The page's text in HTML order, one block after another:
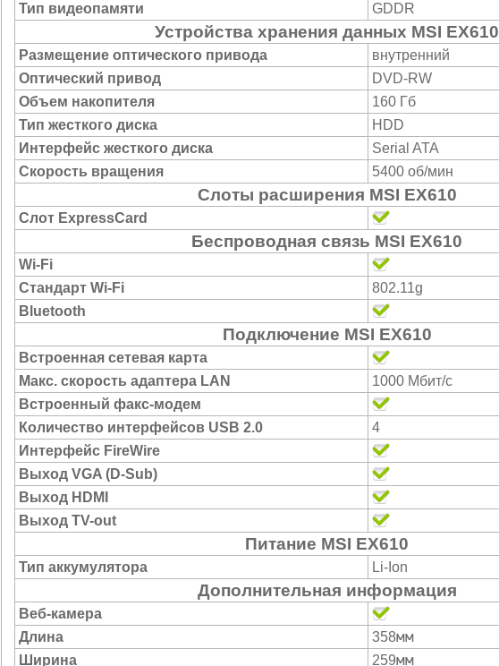
Тип видеопамяти
GDDR
Устройства хранения данных MSI EX610
Размещение оптического привода
внутренний
Оптический привод
DVD-RW
Объем накопителя
160 Гб
Тип жесткого диска
HDD
Интерфейс жесткого диска
Serial ATA
Скорость вращения
5400 об/мин
Слоты расширения MSI EX610
Слот ExpressCard
Беспроводная связь MSI EX610
Wi-Fi
Стандарт Wi-Fi
802.11g
Bluetooth
Подключение MSI EX610
Встроенная сетевая карта
Макс. скорость адаптера LAN
1000 Мбит/с
Встроенный факс-модем
Количество интерфейсов USB 2.0
4
Интерфейс FireWire
Выход VGA (D-Sub)
Выход HDMI
Выход TV-out
Питание MSI EX610
Тип аккумулятора Li-Ion
Дополнительная информация
Веб-камера
Длина
358мм
Ширина 259мм